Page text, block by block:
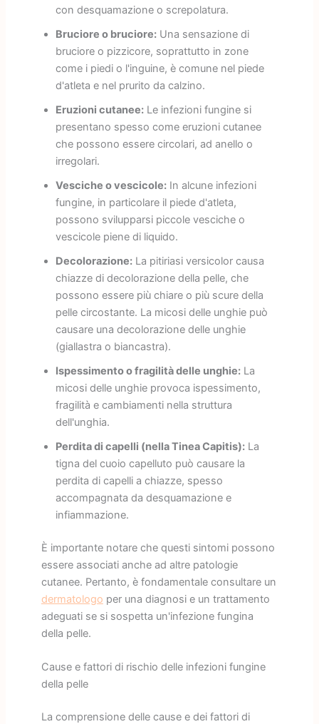
con desquamazione o screpolatura.
Bruciore o bruciore:Una sensazione di
bruciore o pizzicore, soprattutto in zone
come i piedi o l'inguine, è comune nel piede
d'atleta e nel prurito da calzino.
Eruzioni cutanee:Le infezioni fungine si
presentano spesso come eruzioni cutanee
che possono essere circolari, ad anello o
irregolari.
Vesciche o vescicole:In alcune infezioni
fungine, in particolare il piede d'atleta,
possono svilupparsi piccole vesciche o
vescicole piene di liquido.
Decolorazione:La pitiriasi versicolor causa
chiazze di decolorazione della pelle, che
possono essere più chiare o più scure della
pelle circostante. La micosi delle unghie può
causare una decolorazione delle unghie
(giallastra o biancastra).
Ispessimento o fragilità delle unghie:La
micosi delle unghie provoca ispessimento,
fragilità e cambiamenti nella struttura
dell'unghia.
Perdita di capelli (nella Tinea Capitis):La
tigna del cuoio capelluto può causare la
perdita di capelli a chiazze, spesso
accompagnata da desquamazione e
infiammazione.
È importante notare che questi sintomi possono
essere associati anche ad altre patologie
cutanee. Pertanto, è fondamentale consultare un
dermatologo per una diagnosi e un trattamento
adeguati se si sospetta un'infezione fungina
della pelle.
Cause e fattori di rischio delle infezioni fungine
della pelle
La comprensione delle cause e dei fattori di